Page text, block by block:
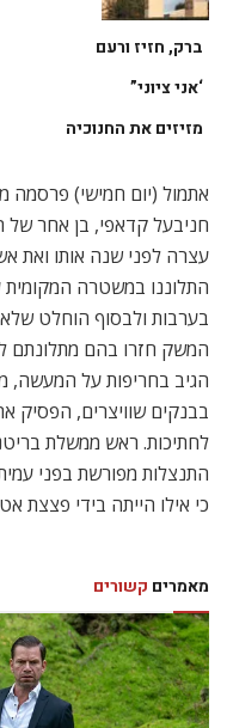
ברק, חזיז ורעם
‘אני ציוני”
מזיזים את החנוכיה
אתמול (יום חמישי) פרסמה
חניבעל קדאפי, בן אחר של
עצרה לפני שנה אותו ואת
התלוננו במשטרה המקומית
בערבות ולבסוף הוחלט
המשק חזרו בהם מתלונתם
הגיב בחריפות על המעשה,
בבנקים שוויצרים, הפסיק
לחתיכות. ראש ממשלת
התנצלות מפורשת בפני
כי אילו הייתה בידי פצצת
מאמרים קשורים